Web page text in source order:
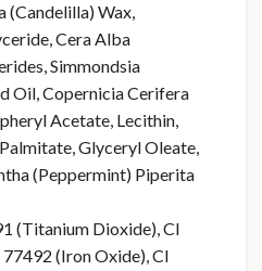
(Candelilla) Wax,
Cera Alba
Simmondsia
Oil, Copernicia Cerifera
Acetate, Lecithin,
Glyceryl Oleate,
(Peppermint) Piperita
(Titanium Dioxide), Cl
(Iron Oxide), Cl